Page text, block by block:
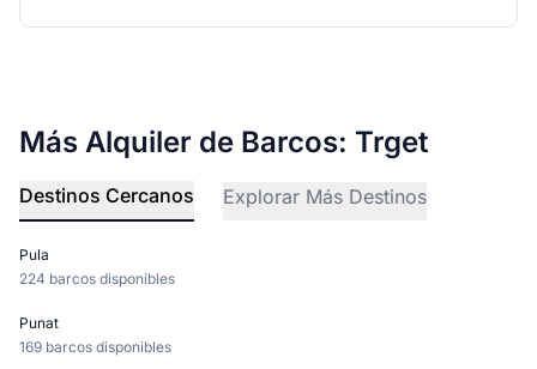
Más Alquiler de Barcos: Trget
Destinos Cercanos Explorar Más Destinos
Pula
224 barcos disponibles
Punat
169 barcos disponibles